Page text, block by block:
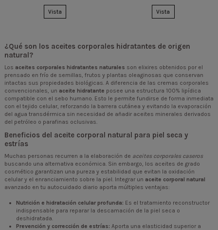
Vista Vista
¿Qué son los aceites corporales hidratantes de origen
natural?
Los aceites corporales hidratantes naturales son elixires obtenidos por el
prensado en frío de semillas, frutos y plantas oleaginosas que conservan
intactas sus propiedades biológicas. A diferencia de las cremas corporales
convencionales, un aceite hidratante posee una estructura 100% lipídica
compatible con el sebo humano. Esto le permite fundirse de forma inmediata
con el tejido celular, reforzando la barrera cutánea y evitando la evaporación
del agua transdérmica sin necesidad de añadir aceites minerales derivados
del petróleo o parafinas oclusivas.
Beneficios del aceite corporal natural para piel seca y
estrías
Muchas personas recurren a la elaboración de aceites corporales caseros
buscando una alternativa económica. Sin embargo, los aceites de grado
cosmético garantizan una pureza y estabilidad que evitan la oxidación
celular y el enranciamiento sobre la piel. Integrar un aceite corporal natural
avanzado en tu autocuidado diario aporta múltiples ventajas:
Nutrición e hidratación celular profunda: Es el tratamiento reconstructor
indispensable para reparar la descamación de la piel seca o
deshidratada.
Prevención y corrección de estrías: Aporta una elasticidad superior a